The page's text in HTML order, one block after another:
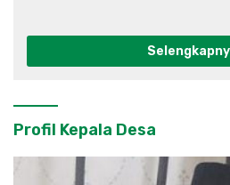
Profil Kepala Desa